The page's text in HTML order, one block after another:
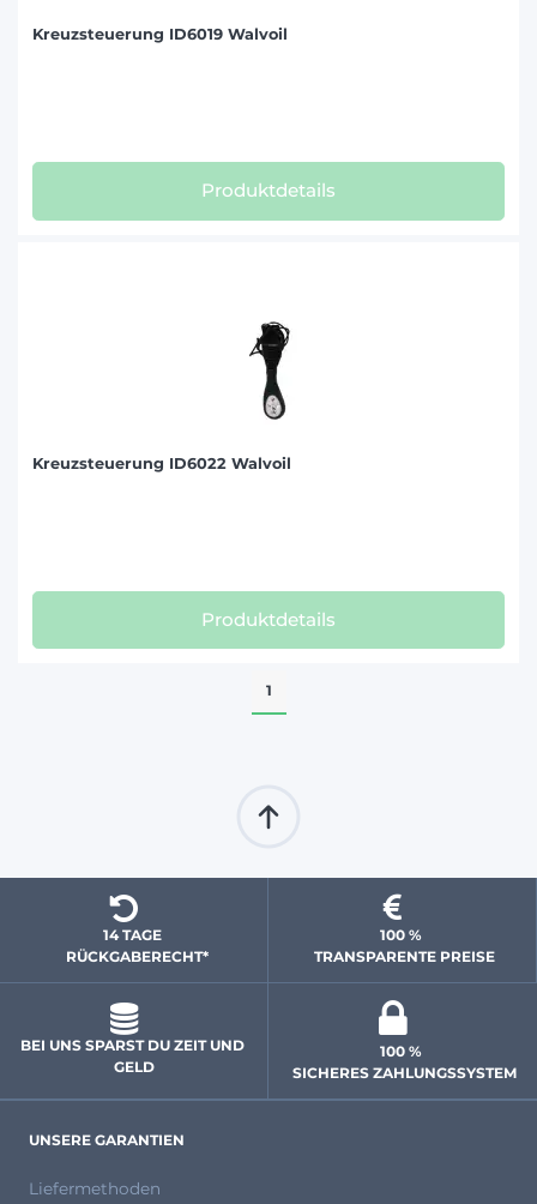
Kreuzsteuerung ID6019 Walvoil
Produktdetails
Kreuzsteuerung ID6022 Walvoil
Produktdetails
1
14 TAGE
  RÜCKGABERECHT*
100 %
TRANSPARENTE PREISE
BEI UNS SPARST DU ZEIT UND
GELD
100 %
SICHERES ZAHLUNGSSYSTEM
UNSERE GARANTIEN
Liefermethoden